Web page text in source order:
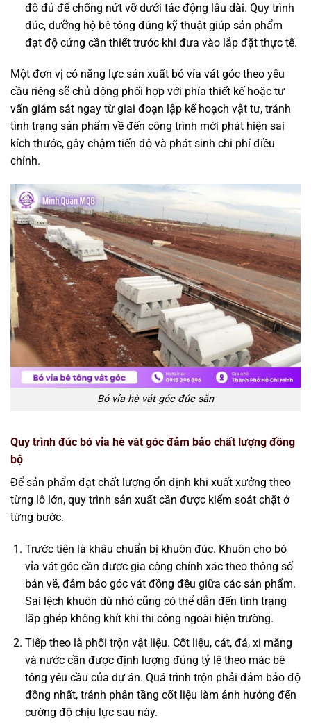
độ đủ để chống nứt vỡ dưới tác động lâu dài. Quy trình
đúc, dưỡng hộ bê tông đúng kỹ thuật giúp sản phẩm
đạt độ cứng cần thiết trước khi đưa vào lắp đặt thực tế.
Một đơn vị có năng lực sản xuất bó vỉa vát góc theo yêu
cầu riêng sẽ chủ động phối hợp với phía thiết kế hoặc tư
vấn giám sát ngay từ giai đoạn lập kế hoạch vật tư, tránh
tình trạng sản phẩm về đến công trình mới phát hiện sai
kích thước, gây chậm tiến độ và phát sinh chi phí điều
chỉnh.
Bó vỉa hè vát góc đúc sẵn
Quy trình đúc bó vỉa hè vát góc đảm bảo chất lượng đồng
bộ
Để sản phẩm đạt chất lượng ổn định khi xuất xưởng theo
từng lô lớn, quy trình sản xuất cần được kiểm soát chặt ở
từng bước.
Trước tiên là khâu chuẩn bị khuôn đúc. Khuôn cho bó
vỉa vát góc cần được gia công chính xác theo thông số
bản vẽ, đảm bảo góc vát đồng đều giữa các sản phẩm.
Sai lệch khuôn dù nhỏ cũng có thể dẫn đến tình trạng
lắp ghép không khít khi thi công ngoài hiện trường.
Tiếp theo là phối trộn vật liệu. Cốt liệu, cát, đá, xi măng
và nước cần được định lượng đúng tỷ lệ theo mác bê
tông yêu cầu của dự án. Quá trình trộn phải đảm bảo độ
đồng nhất, tránh phân tầng cốt liệu làm ảnh hưởng đến
cường độ chịu lực sau này.